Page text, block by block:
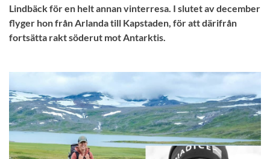
Lindbäck för en helt annan vinterresa. I slutet av december
flyger hon från Arlanda till Kapstaden, för att därifrån
fortsätta rakt söderut mot Antarktis.